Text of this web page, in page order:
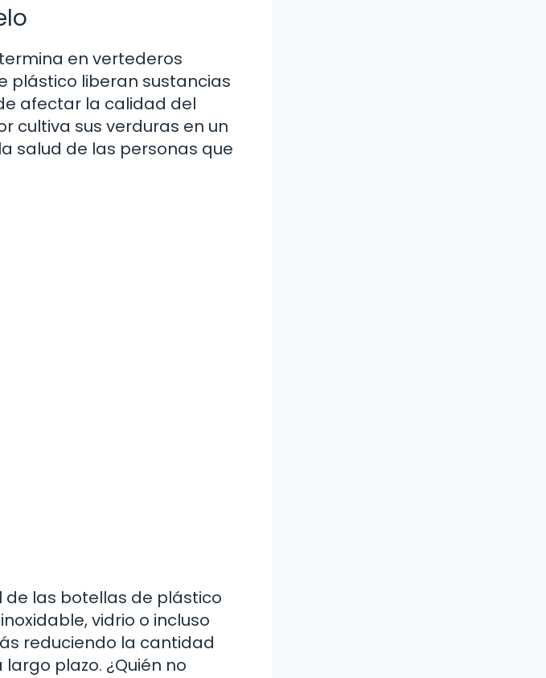
en vertederos
plástico liberan sustancias
afectar la calidad del
cultiva sus verduras en un
salud de las personas que
las botellas de plástico
vidrio o incluso
reduciendo la cantidad
plazo. ¿Quién no